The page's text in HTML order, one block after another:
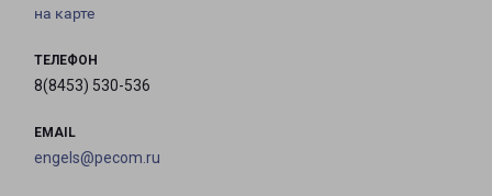
на карте
ТЕЛЕФОН
8(8453) 530-536
EMAIL
engels@pecom.ru